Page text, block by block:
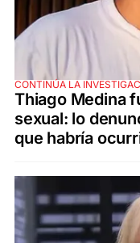
CONTINÚA LA
Thiago Medina
sexual: lo
que habría